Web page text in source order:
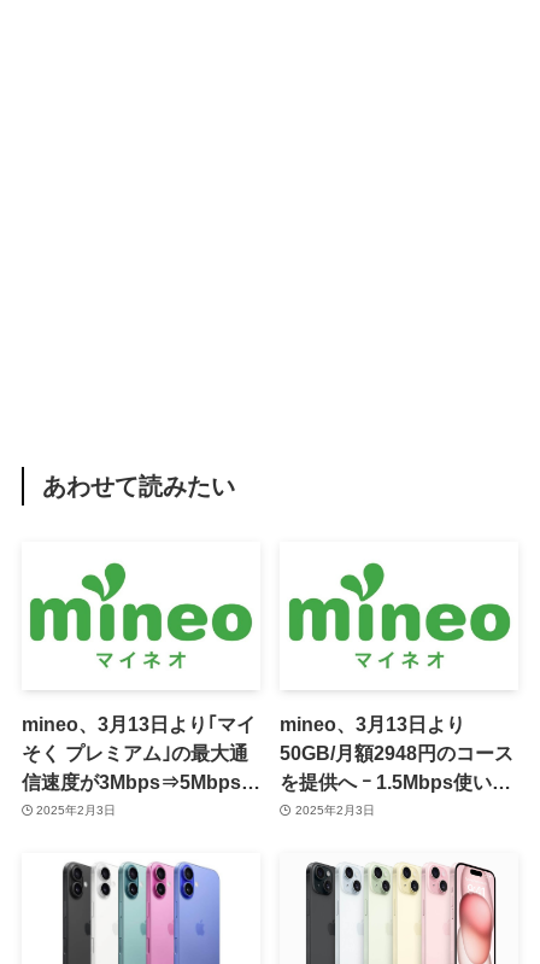
あわせて読みたい
mineo、3月13日より｢マイ
そく プレミアム｣の最大通
信速度が3Mbps⇒5Mbpsに
ｰ 月額990円で利用可能な
2025年2月3日
mineo、3月13日より
50GB/月額2948円のコース
を提供へ ｰ 1.5Mbps使い放
題や夜間使い放題のオプシ
2025年2月3日